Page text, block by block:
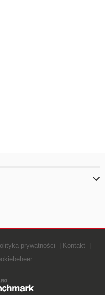
prywatności
Kontakt